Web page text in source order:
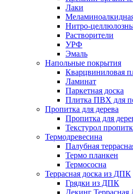
Лаки
Нитро-
Растворители
УРФ
Эмаль
Напольные покрытия
Кварцвиниловая
Ламинат
Паркетная доска
Плитка ПВХ для
Пропитка для дерева
Пропитка для
Текстурол
Термодревесина
Палубная
Термо планкен
Термососна
Террасная доска из ДПК
Грядки из ДПК
Декинг Террасная